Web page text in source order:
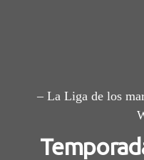
– La Liga de los